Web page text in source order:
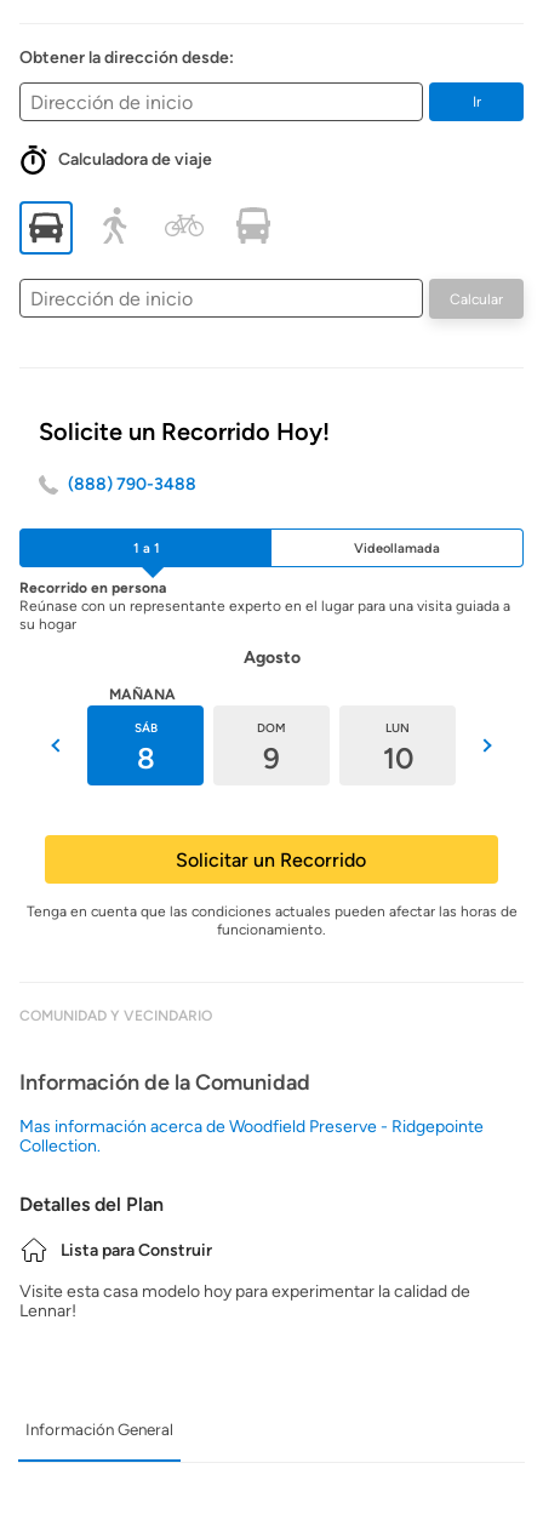
Obtener la dirección desde:
Ir
Calculadora de viaje
Dirección
de
Calcular
Solicite un Recorrido Hoy!
(888) 790-3488
1 a 1 Videollamada
Recorrido en persona
Reúnase con un representante experto en el lugar para una visita guiada a
su hogar
Agosto
MAÑANA
SÁB
8
DOM
9
LUN
10
Solicitar un Recorrido
Tenga en cuenta que las condiciones actuales pueden afectar las horas de
funcionamiento.
COMUNIDAD Y VECINDARIO
Información de la Comunidad
Mas información acerca de Woodfield Preserve - Ridgepointe
Collection.
Detalles del Plan
Lista para Construir
Visite esta casa modelo hoy para experimentar la calidad de
Lennar!
Información General